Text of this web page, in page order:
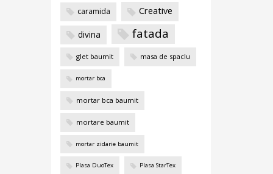
caramida Creative
divina fatada
glet baumit masa de spaclu
mortar bca
mortar bca baumit
mortare baumit
mortar zidarie baumit
Plasa DuoTex Plasa StarTex